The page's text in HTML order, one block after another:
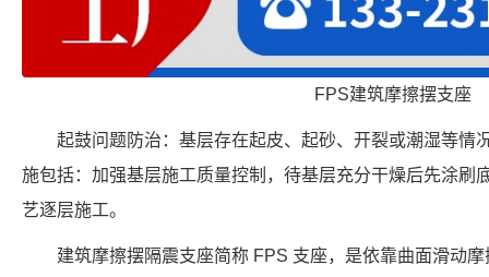
FPS建筑摩擦摆支座
起鼓问题防治：基层存在起皮、起砂、开裂或潮湿等情
施包括：加强基层施工质量控制，待基层充分干燥后先涂刷
艺逐层施工。
建筑摩擦摆隔震支座简称 FPS 支座，是依靠曲面滑动